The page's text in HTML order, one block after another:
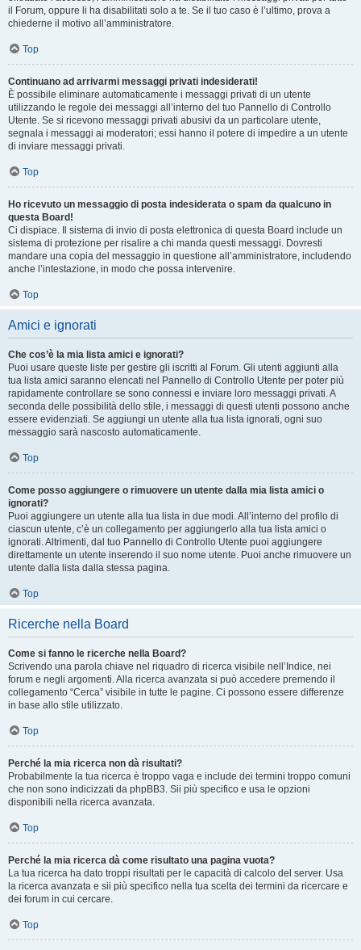
il Forum, oppure li ha disabilitati solo a te. Se il tuo caso è l’ultimo, prova a
chiederne il motivo all’amministratore.
Top
Continuano ad arrivarmi messaggi privati indesiderati!
È possibile eliminare automaticamente i messaggi privati ​​di un utente
utilizzando le regole dei messaggi all’interno del tuo Pannello di Controllo
Utente. Se si ricevono messaggi privati ​​abusivi da un particolare utente,
segnala i messaggi ai moderatori; essi hanno il potere di impedire a un utente
di inviare messaggi privati​​.
Top
Ho ricevuto un messaggio di posta indesiderata o spam da qualcuno in
questa Board!
Ci dispiace. Il sistema di invio di posta elettronica di questa Board include un
sistema di protezione per risalire a chi manda questi messaggi. Dovresti
mandare una copia del messaggio in questione all’amministratore, includendo
anche l’intestazione, in modo che possa intervenire.
Top
Amici e ignorati
Che cos’è la mia lista amici e ignorati?
Puoi usare queste liste per gestire gli iscritti al Forum. Gli utenti aggiunti alla
tua lista amici saranno elencati nel Pannello di Controllo Utente per poter più
rapidamente controllare se sono connessi e inviare loro messaggi privati. A
seconda delle possibilità dello stile, i messaggi di questi utenti possono anche
essere evidenziati. Se aggiungi un utente alla tua lista ignorati, ogni suo
messaggio sarà nascosto automaticamente.
Top
Come posso aggiungere o rimuovere un utente dalla mia lista amici o
ignorati?
Puoi aggiungere un utente alla tua lista in due modi. All’interno del profilo di
ciascun utente, c’è un collegamento per aggiungerlo alla tua lista amici o
ignorati. Altrimenti, dal tuo Pannello di Controllo Utente puoi aggiungere
direttamente un utente inserendo il suo nome utente. Puoi anche rimuovere un
utente dalla lista dalla stessa pagina.
Top
Ricerche nella Board
Come si fanno le ricerche nella Board?
Scrivendo una parola chiave nel riquadro di ricerca visibile nell’Indice, nei
forum e negli argomenti. Alla ricerca avanzata si può accedere premendo il
collegamento “Cerca” visibile in tutte le pagine. Ci possono essere differenze
in base allo stile utilizzato.
Top
Perché la mia ricerca non dà risultati?
Probabilmente la tua ricerca è troppo vaga e include dei termini troppo comuni
che non sono indicizzati da phpBB3. Sii più specifico e usa le opzioni
disponibili nella ricerca avanzata.
Top
Perché la mia ricerca dà come risultato una pagina vuota?
La tua ricerca ha dato troppi risultati per le capacità di calcolo del server. Usa
la ricerca avanzata e sii più specifico nella tua scelta dei termini da ricercare e
dei forum in cui cercare.
Top